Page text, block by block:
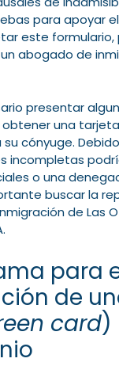
para apoyar
este formulario,
abogado de
presentar
una
cónyuge.
incompletas
o una
buscar la
de Las
para
de
card)